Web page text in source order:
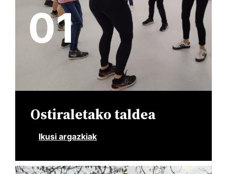
01
Ostiraletako taldea
Ikusi argazkiak